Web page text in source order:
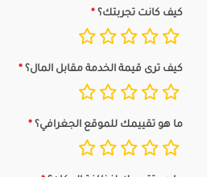
كيف كانت تجربتك؟
كيف ترى قيمة الخدمة مقابل المال؟
ما هو تقييمك للموقع الجغرافي؟